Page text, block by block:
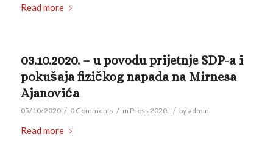
Read more
03.10.2020. – u povodu prijetnje SDP-a i
pokušaja fizičkog napada na Mirnesa
Ajanovića
05/10/2020 / 0 Comments / in Press 2020. / by admin
Read more